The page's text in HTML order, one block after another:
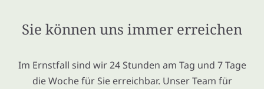
Sie können uns immer erreichen
Im Ernstfall sind wir 24 Stunden am Tag und 7 Tage
die Woche für Sie erreichbar. Unser Team für